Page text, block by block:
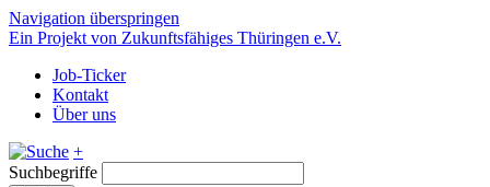
Navigation überspringen
Ein Projekt von Zukunftsfähiges Thüringen e.V.
Job-Ticker
Kontakt
Über uns
+
Suchbegriffe